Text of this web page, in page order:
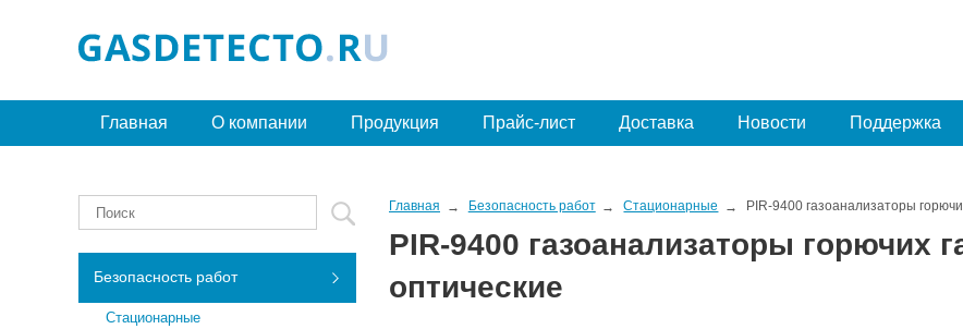
Главная О компании Продукция Прайс-лист Доставка Новости Поддержка
Главная Безопасность работ Стационарные PIR-9400 газоанализаторы
PIR-9400 газоанализаторы горючих
оптические
Безопасность работ
Стационарные